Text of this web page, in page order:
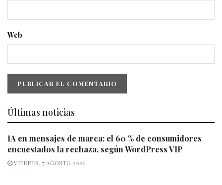
Web
Últimas noticias
IA en mensajes de marca: el 60 % de consumidores
encuestados la rechaza, según WordPress VIP
VIERNES, 7 AGOSTO 2026